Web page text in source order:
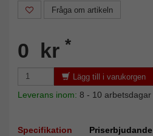
Fråga om artikeln
0 kr *
Lägg till i varukorgen
Leverans inom: 8 - 10 arbetsdagar
Specifikation Priserbjudande